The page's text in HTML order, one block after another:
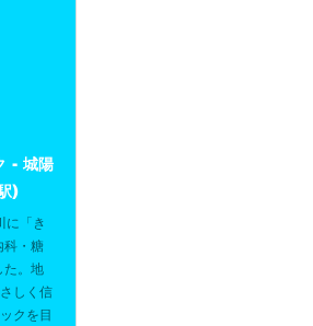
- 城陽
)
に「き
科・糖
た。地
しく信
クを目